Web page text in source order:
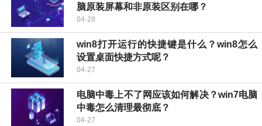
脑原装屏幕和非原装区别在哪？
04-28
win8打开运行的快捷键是什么？win8怎么
设置桌面快捷方式呢？
04-27
电脑中毒上不了网应该如何解决？win7电脑
中毒怎么清理最彻底？
04-27